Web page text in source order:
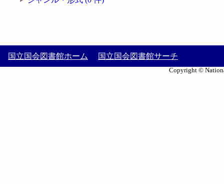
国立国会図書館ホーム 国立国会図書館サーチ
Copyright ©